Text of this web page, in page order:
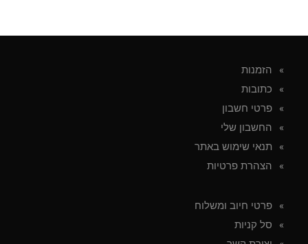
הזמנות
כתובות
פרטי חשבון
החשבון שלי
תנאי שימוש באתר
הצהרת פרטיות
פרטי חיוב ומשלוח
סל קניות